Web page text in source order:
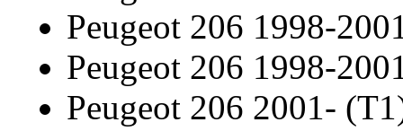
Peugeot 206 1998-
Peugeot 206 1998-
Peugeot 206 2001-